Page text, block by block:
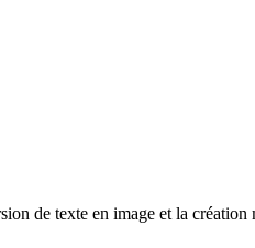
de texte en image et la création